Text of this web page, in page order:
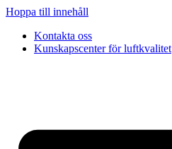
Hoppa till innehåll
Kontakta oss
Kunskapscenter för luftkvalitet